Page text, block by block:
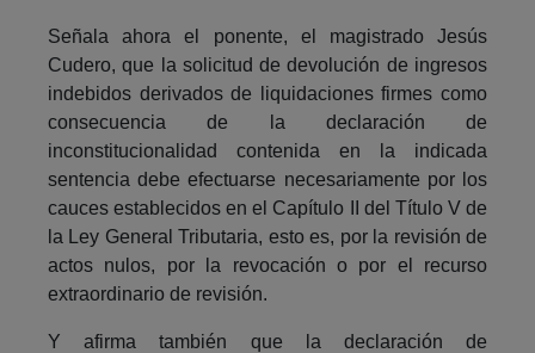
Señala ahora el ponente, el magistrado Jesús
Cudero, que la solicitud de devolución de ingresos
indebidos derivados de liquidaciones firmes como
consecuencia de la declaración de
inconstitucionalidad contenida en la indicada
sentencia debe efectuarse necesariamente por los
cauces establecidos en el Capítulo II del Título V de
la Ley General Tributaria, esto es, por la revisión de
actos nulos, por la revocación o por el recurso
extraordinario de revisión.
Y afirma también que la declaración de